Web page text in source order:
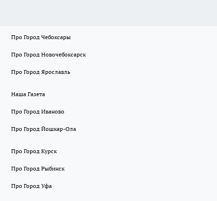
Про Город Чебоксары
Про Город Новочебоксарск
Про Город Ярославль
Наша Газета
Про Город Иваново
Про Город Йошкар-Ола
Про Город Курск
Про Город Рыбинск
Про Город Уфа